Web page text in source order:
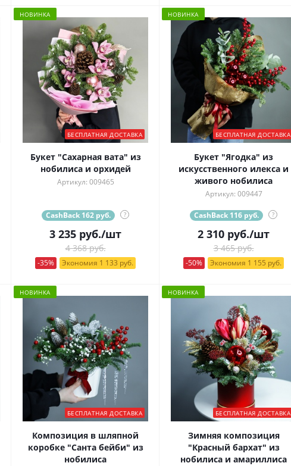
НОВИНКА
БЕСПЛАТНАЯ ДОСТАВКА
Букет "Сахарная вата" из
нобилиса и орхидей
Артикул: 009465
CashBack 162 руб. ?
3 235 руб./шт
4 368 руб.
-35% Экономия 1 133 руб.
НОВИНКА
БЕСПЛАТНАЯ ДОСТАВКА
Букет "Ягодка" из
искусственного илекса и
живого нобилиса
Артикул: 009447
CashBack 116 руб. ?
2 310 руб./шт
3 465 руб.
-50% Экономия 1 155 руб.
НОВИНКА
БЕСПЛАТНАЯ ДОСТАВКА
Композиция в шляпной
коробке "Санта бейби" из
нобилиса
НОВИНКА
БЕСПЛАТНАЯ ДОСТАВКА
Зимняя композиция
"Красный бархат" из
нобилиса и амариллиса